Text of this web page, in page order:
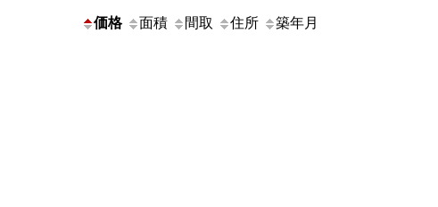
価格 面積 間取 住所 築年月